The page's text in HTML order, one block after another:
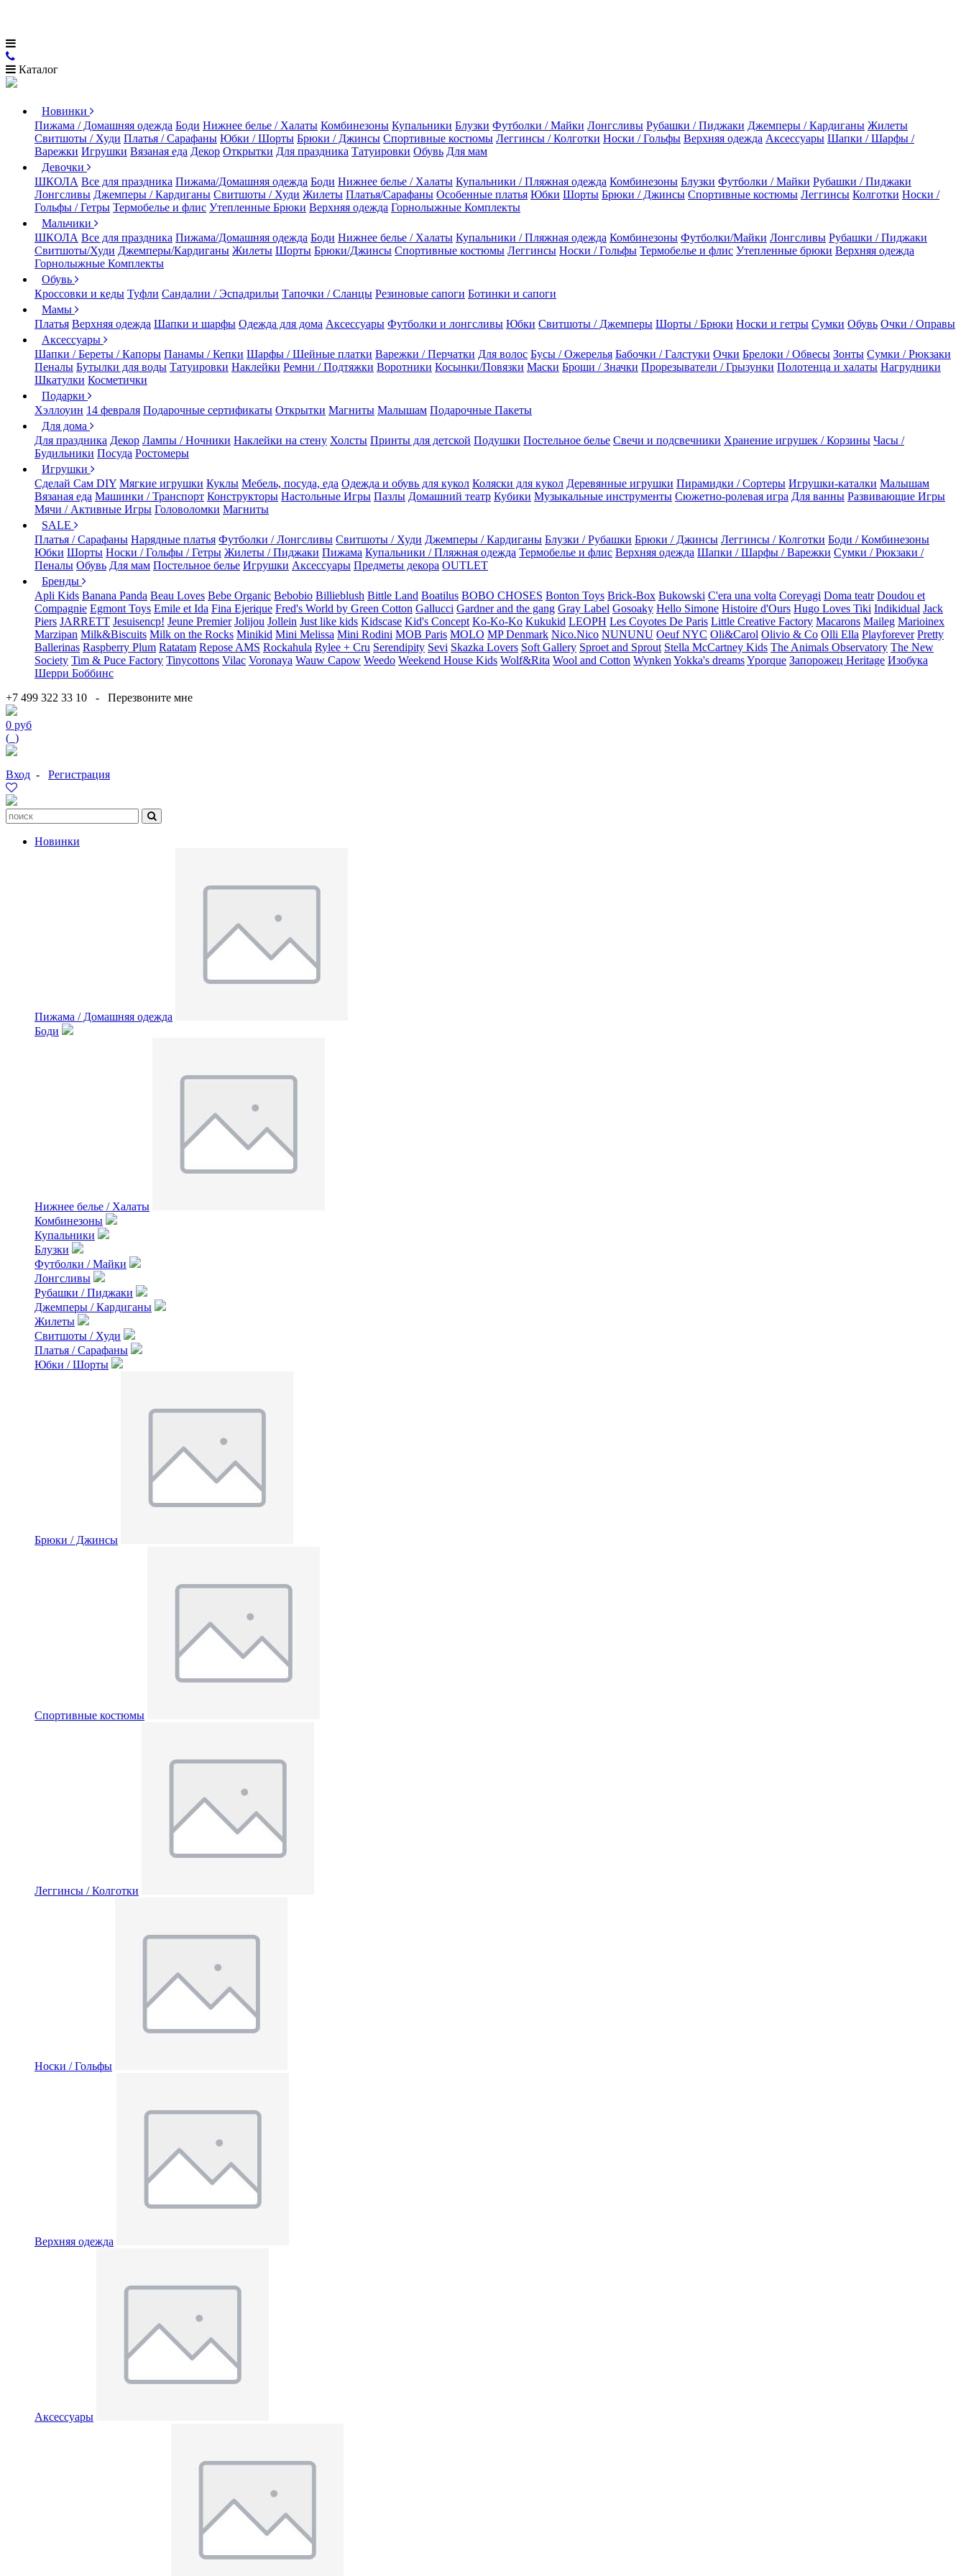
Каталог
Новинки
Пижама / Домашняя одежда Боди Нижнее белье / Халаты Комбинезоны Купальники Блузки Футболки / Майки Лонгсливы Рубашки / Пиджаки Джемперы / Кардиганы Жилеты
Свитшоты / Худи Платья / Сарафаны Юбки / Шорты Брюки / Джинсы Спортивные костюмы Леггинсы / Колготки Носки / Гольфы Верхняя одежда Аксессуары Шапки / Шарфы /
Варежки Игрушки Вязаная еда Декор Открытки Для праздника Татуировки Обувь Для мам
Девочки
ШКОЛА Все для праздника Пижама/Домашняя одежда Боди Нижнее белье / Халаты Купальники / Пляжная одежда Комбинезоны Блузки Футболки / Майки Рубашки / Пиджаки
Лонгсливы Джемперы / Кардиганы Свитшоты / Худи Жилеты Платья/Сарафаны Особенные платья Юбки Шорты Брюки / Джинсы Спортивные костюмы Леггинсы Колготки Носки /
Гольфы / Гетры Термобелье и флис Утепленные Брюки Верхняя одежда Горнолыжные Комплекты
Мальчики
ШКОЛА Все для праздника Пижама/Домашняя одежда Боди Нижнее белье / Халаты Купальники / Пляжная одежда Комбинезоны Футболки/Майки Лонгсливы Рубашки / Пиджаки
Свитшоты/Худи Джемперы/Кардиганы Жилеты Шорты Брюки/Джинсы Спортивные костюмы Леггинсы Носки / Гольфы Термобелье и флис Утепленные брюки Верхняя одежда
Горнолыжные Комплекты
Обувь
Кроссовки и кеды Туфли Сандалии / Эспадрильи Тапочки / Сланцы Резиновые сапоги Ботинки и сапоги
Мамы
Платья Верхняя одежда Шапки и шарфы Одежда для дома Аксессуары Футболки и лонгсливы Юбки Свитшоты / Джемперы Шорты / Брюки Носки и гетры Сумки Обувь Очки / Оправы
Аксессуары
Шапки / Береты / Капоры Панамы / Кепки Шарфы / Шейные платки Варежки / Перчатки Для волос Бусы / Ожерелья Бабочки / Галстуки Очки Брелоки / Обвесы Зонты Сумки / Рюкзаки
Пеналы Бутылки для воды Татуировки Наклейки Ремни / Подтяжки Воротники Косынки/Повязки Маски Броши / Значки Прорезыватели / Грызунки Полотенца и халаты Нагрудники
Шкатулки Косметички
Подарки
Хэллоуин 14 февраля Подарочные сертификаты Открытки Магниты Малышам Подарочные Пакеты
Для дома
Для праздника Декор Лампы / Ночники Наклейки на стену Холсты Принты для детской Подушки Постельное белье Свечи и подсвечники Хранение игрушек / Корзины Часы /
Будильники Посуда Ростомеры
Игрушки
Сделай Сам DIY Мягкие игрушки Куклы Мебель, посуда, еда Одежда и обувь для кукол Коляски для кукол Деревянные игрушки Пирамидки / Сортеры Игрушки-каталки Малышам
Вязаная еда Машинки / Транспорт Конструкторы Настольные Игры Пазлы Домашний театр Кубики Музыкальные инструменты Сюжетно-ролевая игра Для ванны Развивающие Игры
Мячи / Активные Игры Головоломки Магниты
SALE
Платья / Сарафаны Нарядные платья Футболки / Лонгсливы Свитшоты / Худи Джемперы / Кардиганы Блузки / Рубашки Брюки / Джинсы Леггинсы / Колготки Боди / Комбинезоны
Юбки Шорты Носки / Гольфы / Гетры Жилеты / Пиджаки Пижама Купальники / Пляжная одежда Термобелье и флис Верхняя одежда Шапки / Шарфы / Варежки Сумки / Рюкзаки /
Пеналы Обувь Для мам Постельное белье Игрушки Аксессуары Предметы декора OUTLET
Бренды
Apli Kids Banana Panda Beau Loves Bebe Organic Bebobio Billieblush Bittle Land Boatilus BOBO CHOSES Bonton Toys Brick-Box Bukowski C'era una volta Coreyagi Doma teatr Doudou et
Compagnie Egmont Toys Emile et Ida Fina Ejerique Fred's World by Green Cotton Gallucci Gardner and the gang Gray Label Gosoaky Hello Simone Histoire d'Ours Hugo Loves Tiki Indikidual Jack
Piers JARRETT Jesuisencp! Jeune Premier Jolijou Jollein Just like kids Kidscase Kid's Concept Ko-Ko-Ko Kukukid LEOPH Les Coyotes De Paris Little Creative Factory Macarons Maileg Marioinex
Marzipan Milk&Biscuits Milk on the Rocks Minikid Mini Melissa Mini Rodini MOB Paris MOLO MP Denmark Nico.Nico NUNUNU Oeuf NYC Oli&Carol Olivio & Co Olli Ella Playforever Pretty
Ballerinas Raspberry Plum Ratatam Repose AMS Rockahula Rylee + Cru Serendipity Sevi Skazka Lovers Soft Gallery Sproet and Sprout Stella McCartney Kids The Animals Observatory The New
Society Tim & Puce Factory Tinycottons Vilac Voronaya Wauw Capow Weedo Weekend House Kids Wolf&Rita Wool and Cotton Wynken Yokka's dreamsYporque Запорожец Heritage Изобука
Шерри Боббинс
+7 499 322 33 10 - Перезвоните мне
0 руб
( )
Вход - Регистрация
Новинки
Пижама / Домашняя одежда
Боди
Нижнее белье / Халаты
Комбинезоны
Купальники
Блузки
Футболки / Майки
Лонгсливы
Рубашки / Пиджаки
Джемперы / Кардиганы
Жилеты
Свитшоты / Худи
Платья / Сарафаны
Юбки / Шорты
Брюки / Джинсы
Спортивные костюмы
Леггинсы / Колготки
Носки / Гольфы
Верхняя одежда
Аксессуары